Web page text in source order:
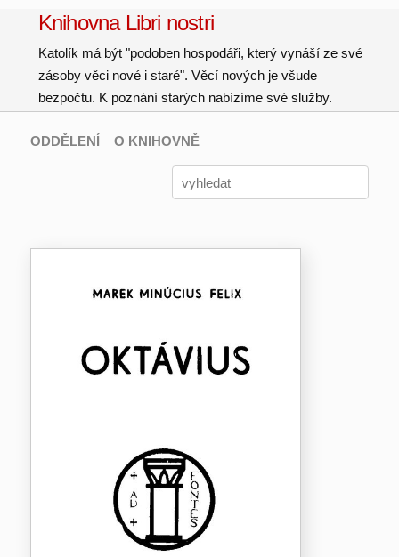
Knihovna Libri nostri
Katolík má být "podoben hospodáři, který vynáší ze své
zásoby věci nové i staré". Věcí nových je všude
bezpočtu. K poznání starých nabízíme své služby.
ODDĚLENÍ O KNIHOVNĚ